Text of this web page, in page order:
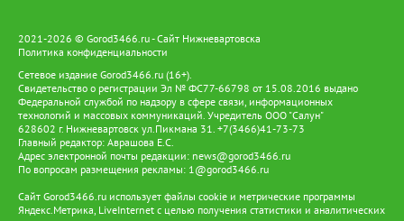
обеспечивают работу телекоммуникационного оборудования,
освещения и бытовых электроприборов. Так цифровая
инфраструктура становится частью более масштабной системы
поддержки коренных народов — от образования и доступа к
услугам до развития традиционных промыслов и сохранения
культурного наследия. Именно такой подход позволяет
сочетать современные технологии с традиционным образом
жизни ханты и манси, давая им возможность жить и трудиться
на земле предков и вести традиционный образ жизни.
2021-2026 © Gorod3466.ru - Сайт Нижневартовска
Политика конфиденциальности
Сетевое издание Gorod3466.ru (16+).
Свидетельство о регистрации Эл № ФС77-66798 от 15.08.2016 выдано
Федеральной службой по надзору в сфере связи, информационных
технологий и массовых коммуникаций. Учредитель ООО "Салун"
628602 г. Нижневартовск ул.Пикмана 31. +7(3466)41-73-73
Главный редактор: Аврашова Е.С.
Адрес электронной почты редакции: news@gorod3466.ru
По вопросам размещения рекламы: 1@gorod3466.ru
Сайт Gorod3466.ru использует файлы cookie и метрические программы
Яндекс.Метрика, LiveInternet с целью получения статистики и аналитических